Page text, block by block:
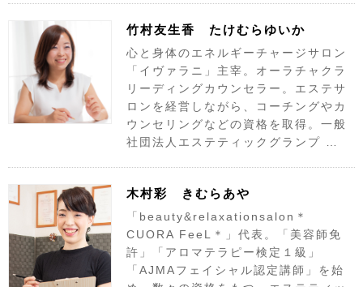
竹村友生香 たけむらゆいか
心と身体のエネルギーチャージサロン
「イヴァラニ」主宰。オーラチャクラ
リーディングカウンセラー。エステサ
ロンを経営しながら、コーチングやカ
ウンセリングなどの資格を取得。一般
社団法人エステティックグランプ …
木村彩 きむらあや
「beauty&relaxationsalon＊
CUORA FeeL＊」代表。「美容師免
許」「アロマテラピー検定１級」
「AJMAフェイシャル認定講師」を始